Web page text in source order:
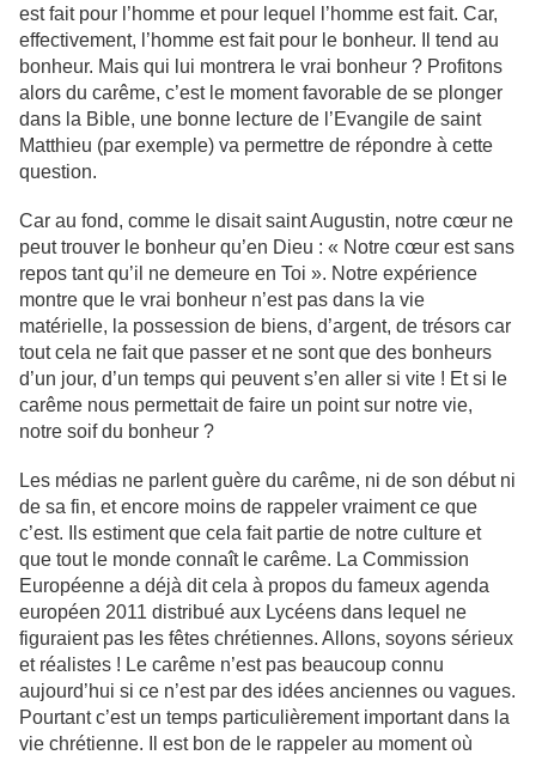
est fait pour l’homme et pour lequel l’homme est fait. Car,
effectivement, l’homme est fait pour le bonheur. Il tend au
bonheur. Mais qui lui montrera le vrai bonheur ? Profitons
alors du carême, c’est le moment favorable de se plonger
dans la Bible, une bonne lecture de l’Evangile de saint
Matthieu (par exemple) va permettre de répondre à cette
question.
Car au fond, comme le disait saint Augustin, notre cœur ne
peut trouver le bonheur qu’en Dieu : « Notre cœur est sans
repos tant qu’il ne demeure en Toi ». Notre expérience
montre que le vrai bonheur n’est pas dans la vie
matérielle, la possession de biens, d’argent, de trésors car
tout cela ne fait que passer et ne sont que des bonheurs
d’un jour, d’un temps qui peuvent s’en aller si vite ! Et si le
carême nous permettait de faire un point sur notre vie,
notre soif du bonheur ?
Les médias ne parlent guère du carême, ni de son début ni
de sa fin, et encore moins de rappeler vraiment ce que
c’est. Ils estiment que cela fait partie de notre culture et
que tout le monde connaît le carême. La Commission
Européenne a déjà dit cela à propos du fameux agenda
européen 2011 distribué aux Lycéens dans lequel ne
figuraient pas les fêtes chrétiennes. Allons, soyons sérieux
et réalistes ! Le carême n’est pas beaucoup connu
aujourd’hui si ce n’est par des idées anciennes ou vagues.
Pourtant c’est un temps particulièrement important dans la
vie chrétienne. Il est bon de le rappeler au moment où